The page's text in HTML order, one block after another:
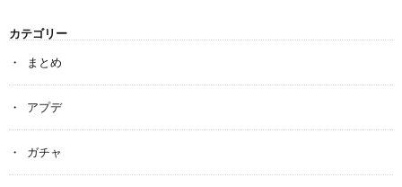
カテゴリー
まとめ
アプデ
ガチャ